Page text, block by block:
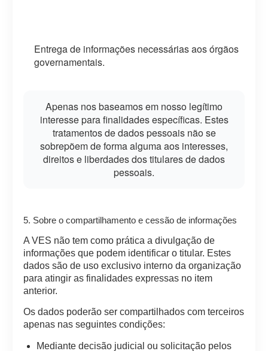
Entrega de informações necessárias aos órgãos
governamentais.
Apenas nos baseamos em nosso legítimo
interesse para finalidades específicas. Estes
tratamentos de dados pessoais não se
sobrepõem de forma alguma aos interesses,
direitos e liberdades dos titulares de dados
pessoais.
5. Sobre o compartilhamento e cessão de informações
A VES não tem como prática a divulgação de
informações que podem identificar o titular. Estes
dados são de uso exclusivo interno da organização
para atingir as finalidades expressas no item
anterior.
Os dados poderão ser compartilhados com terceiros
apenas nas seguintes condições:
Mediante decisão judicial ou solicitação pelos